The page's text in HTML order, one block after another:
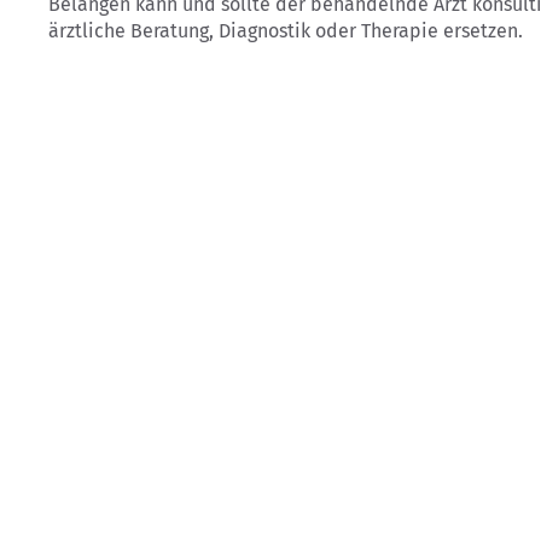
ärztliche Beratung, Diagnostik oder Therapie ersetzen.